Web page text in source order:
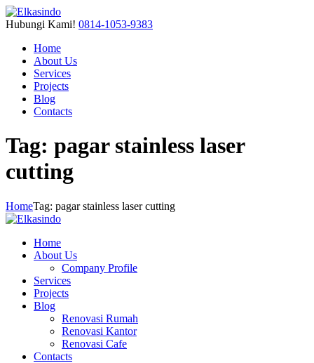
Hubungi Kami! 0814-1053-9383
Home
About Us
Services
Projects
Blog
Contacts
Tag: pagar stainless laser
cutting
HomeTag: pagar stainless laser cutting
Home
About Us
Company Profile
Services
Projects
Blog
Renovasi Rumah
Renovasi Kantor
Renovasi Cafe
Contacts